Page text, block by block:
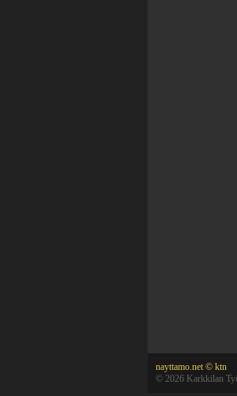
nayttamo.net © ktn
© 2026 Karkkilan